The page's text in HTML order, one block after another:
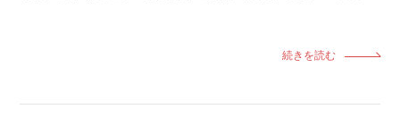
続きを読む